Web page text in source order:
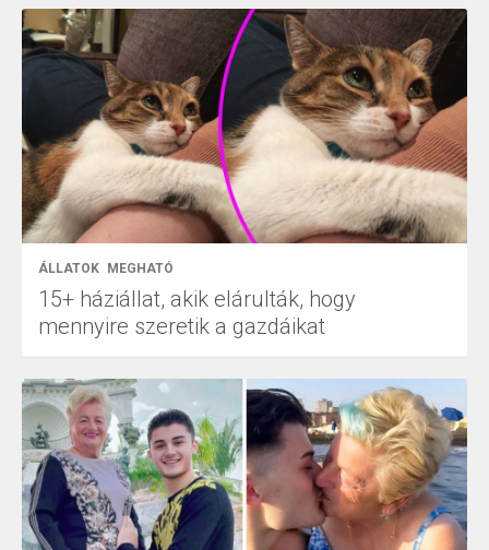
ÁLLATOK MEGHATÓ
15+ háziállat, akik elárulták, hogy
mennyire szeretik a gazdáikat